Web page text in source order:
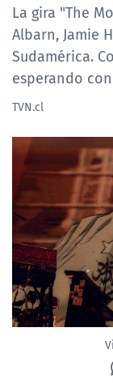
TVN VERTICAL
TVN PLAY
PROGRAMAS
TELESERIES
NTV
ACTUALIDAD Y
CORPORATIVO
CANAL DE
ÁREA DE
La gira "The
Albarn, Jamie
Sudamérica.
esperando
TVN.cl